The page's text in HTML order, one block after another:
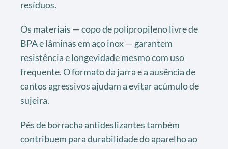
resíduos.
Os materiais — copo de polipropileno livre de
BPA e lâminas em aço inox — garantem
resistência e longevidade mesmo com uso
frequente. O formato da jarra e a ausência de
cantos agressivos ajudam a evitar acúmulo de
sujeira.
Pés de borracha antideslizantes também
contribuem para durabilidade do aparelho ao